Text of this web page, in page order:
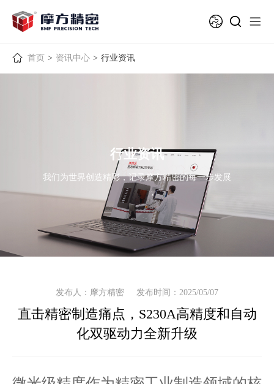
首页 > 资讯中心 > 行业资讯
行业资讯
我们为世界创造精彩，记录摩方精密的每一步发展
发布人：摩方精密 发布时间：2025/05/07
直击精密制造痛点，S230A高精度和自动
化双驱动力全新升级